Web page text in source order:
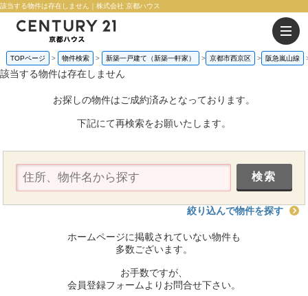
該当する物件は存在しません｜株式会社 京都ハウス
TOPページ 物件検索 新築一戸建て（新築一軒家） 京都市西京区 阪急嵐山線
該当する物件は存在しません
お探しの物件はご成約済みとなっております。
下記にて再検索をお願いたします。
絞り込んで物件を探す
ホームページに掲載されていない物件も
多数ございます。
お手数ですが、
会員登録フォームよりお問合せ下さい。